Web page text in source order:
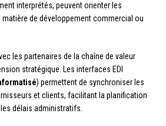
interprétés, peuvent orienter les
de développement commercial ou
les partenaires de la chaîne de valeur
stratégique. Les interfaces EDI
) permettent de synchroniser les
et clients, facilitant la planification
délais administratifs.